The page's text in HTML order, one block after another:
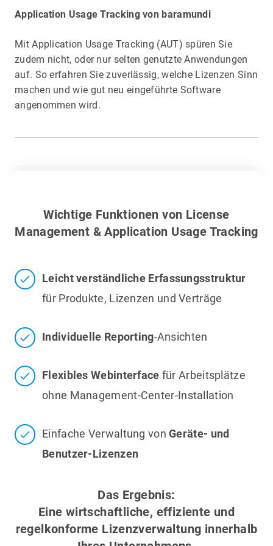
Application Usage Tracking von baramundi
Mit Application Usage Tracking (AUT) spüren Sie
zudem nicht, oder nur selten genutzte Anwendungen
auf. So erfahren Sie zuverlässig, welche Lizenzen Sinn
machen und wie gut neu eingeführte Software
angenommen wird.
Wichtige Funktionen von License
Management & Application Usage Tracking
Leicht verständliche Erfassungsstruktur
für Produkte, Lizenzen und Verträge
Individuelle Reporting-Ansichten
Flexibles Webinterface für Arbeitsplätze
ohne Management-Center-Installation
Einfache Verwaltung vonGeräte- und
Benutzer-Lizenzen
Das Ergebnis:
Eine wirtschaftliche, effiziente und
regelkonforme Lizenzverwaltung innerhalb